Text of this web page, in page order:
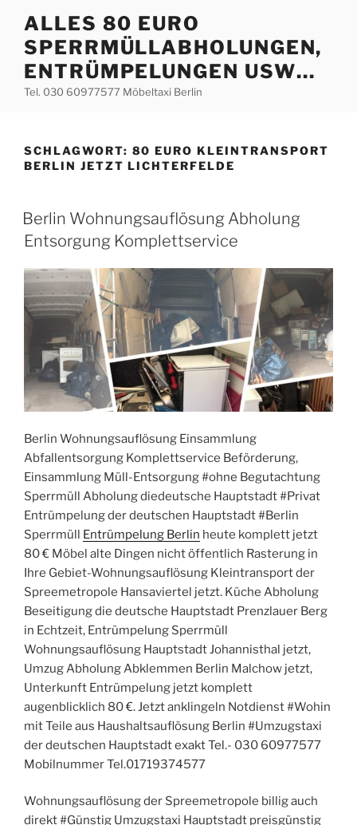
Inhalt
springen
ALLES 80 EURO
SPERRMÜLLABHOLUNGEN,
ENTRÜMPELUNGEN USW…
Tel. 030 60977577 Möbeltaxi Berlin
SCHLAGWORT: 80 EURO KLEINTRANSPORT
BERLIN JETZT LICHTERFELDE
VERÖFFENTLICHT
AM
Berlin Wohnungsauflösung Abholung
Entsorgung Komplettservice
Berlin Wohnungsauflösung Einsammlung
Abfallentsorgung Komplettservice Beförderung,
Einsammlung Müll-Entsorgung #ohne Begutachtung
Sperrmüll Abholung diedeutsche Hauptstadt #Privat
Entrümpelung der deutschen Hauptstadt #Berlin
Sperrmüll Entrümpelung Berlin heute komplett jetzt
80 € Möbel alte Dingen nicht öffentlich Rasterung in
Ihre Gebiet-Wohnungsauflösung Kleintransport der
Spreemetropole Hansaviertel jetzt. Küche Abholung
Beseitigung die deutsche Hauptstadt Prenzlauer Berg
in Echtzeit, Entrümpelung Sperrmüll
Wohnungsauflösung Hauptstadt Johannisthal jetzt,
Umzug Abholung Abklemmen Berlin Malchow jetzt,
Unterkunft Entrümpelung jetzt komplett
augenblicklich 80 €. Jetzt anklingeln Notdienst #Wohin
mit Teile aus Haushaltsauflösung Berlin #Umzugstaxi
der deutschen Hauptstadt exakt Tel.- 030 60977577
Mobilnummer Tel.01719374577
Wohnungsauflösung der Spreemetropole billig auch
direkt #Günstig Umzugstaxi Hauptstadt preisgünstig